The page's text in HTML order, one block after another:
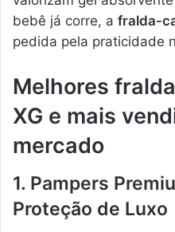
bebê já corre, a fralda-
pedida pela praticidade
Melhores
XG e mais
mercado
1. Pampers
Proteção de Luxo